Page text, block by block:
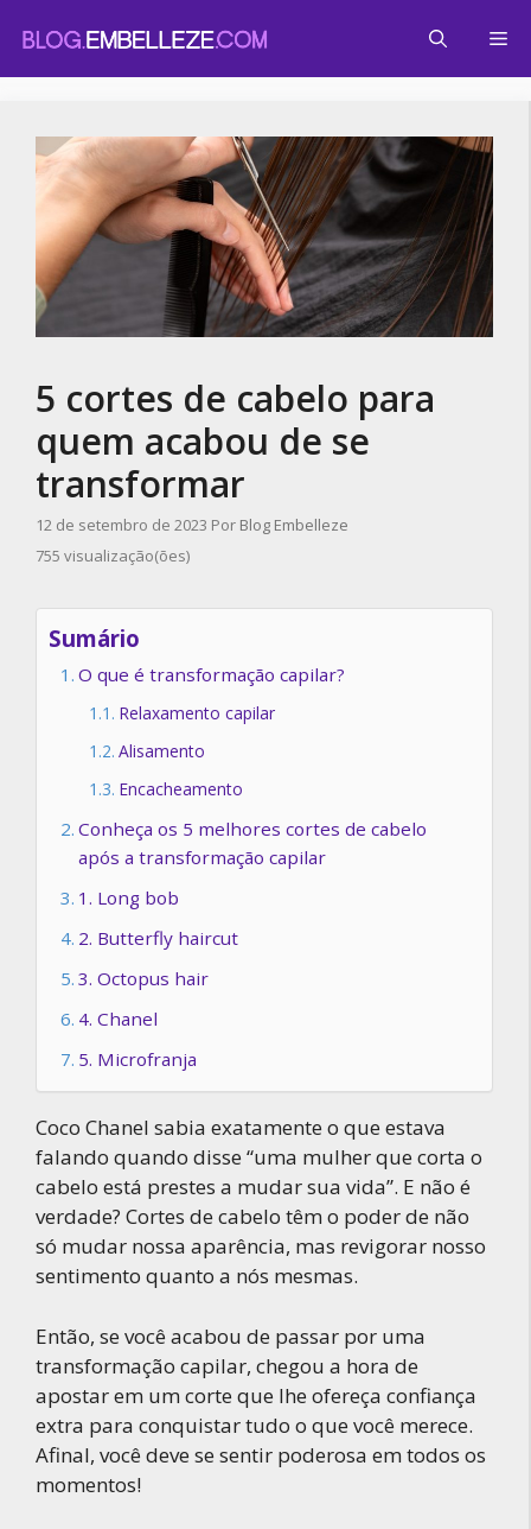
para
o
5 cortes de cabelo para
quem acabou de se
transformar
12 de setembro de 2023 Por Blog Embelleze
755 visualização(ões)
Sumário
O que é transformação capilar?
Relaxamento capilar
Alisamento
Encacheamento
Conheça os 5 melhores cortes de cabelo
após a transformação capilar
1. Long bob
2. Butterfly haircut
3. Octopus hair
4. Chanel
5. Microfranja
Coco Chanel sabia exatamente o que estava
falando quando disse “uma mulher que corta o
cabelo está prestes a mudar sua vida”. E não é
verdade? Cortes de cabelo têm o poder de não
só mudar nossa aparência, mas revigorar nosso
sentimento quanto a nós mesmas.
Então, se você acabou de passar por uma
transformação capilar, chegou a hora de
apostar em um corte que lhe ofereça confiança
extra para conquistar tudo o que você merece.
Afinal, você deve se sentir poderosa em todos os
momentos!